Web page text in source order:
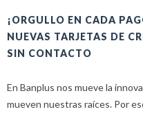
¡ORGULLO EN CADA
NUEVAS TARJETAS DE
SIN CONTACTO
En Banplus nos mueve la
mueven nuestras raíces. Por